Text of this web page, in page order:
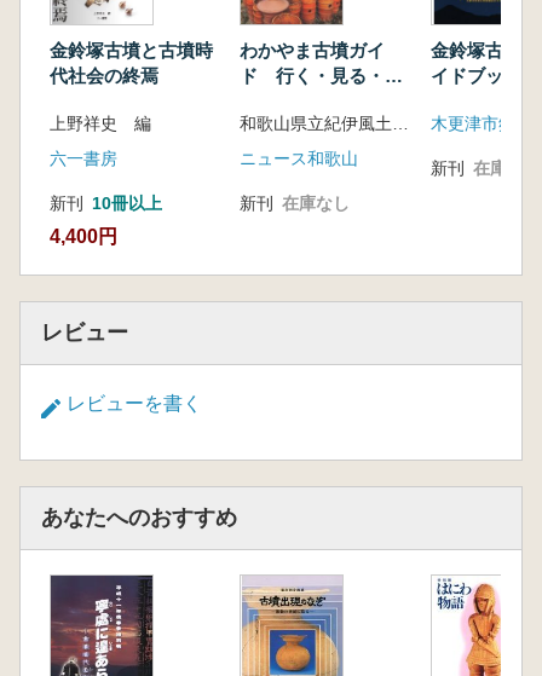
金鈴塚古墳と古墳時
代社会の終焉
上野祥史 編
六一書房
新刊 10冊以上
4,400円
わかやま古墳ガイ
ド 行く・見る・楽
ニュース和歌山
新刊 在庫なし
金鈴塚古墳
イドブック
新刊 在庫なし
レビュー
レビューを書く
あなたへのおすすめ